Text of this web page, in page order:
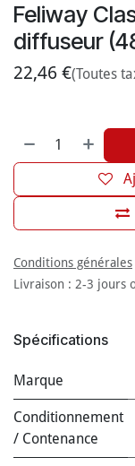
Feliway
diffuseur
22,46 €(Toutes
Conditions générales
Livraison : 2-3 jours
Spécifications
Marque
Conditionnement
/ Contenance